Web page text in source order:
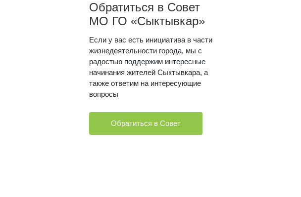
Обратиться в Совет
МО ГО «Сыктывкар»
Если у вас есть инициатива в части
жизнедеятельности города, мы с
радостью поддержим интересные
начинания жителей Сыктывкара, а
также ответим на интересующие
вопросы
Обратиться в Совет